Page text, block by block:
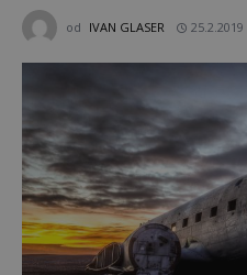
od IVAN GLASER 25.2.2019